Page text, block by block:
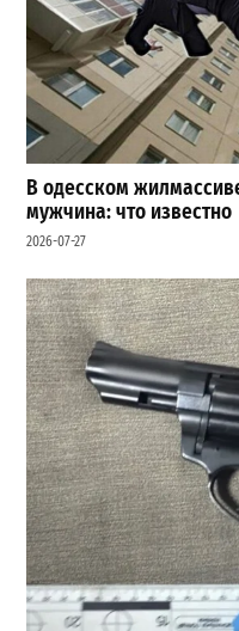
В одесском
мужчина: что известно
2026-07-27